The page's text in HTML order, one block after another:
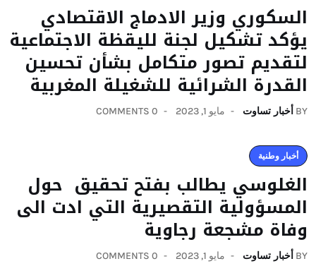
السكوري وزير الادماج الاقتصادي
يؤكد تشكيل لجنة لليقظة الاجتماعية
لتقديم تصور متكامل بشأن تحسين
القدرة الشرائية للشغيلة المغربية
BY أخبار تساوت مايو 1, 2023 0 COMMENTS
أخبار وطنية
الغلوسي يطالب بفتح تحقيق حول
المسؤولية التقصيرية التي ادت الى
وفاة مشجعة رجاوية
BY أخبار تساوت مايو 1, 2023 0 COMMENTS